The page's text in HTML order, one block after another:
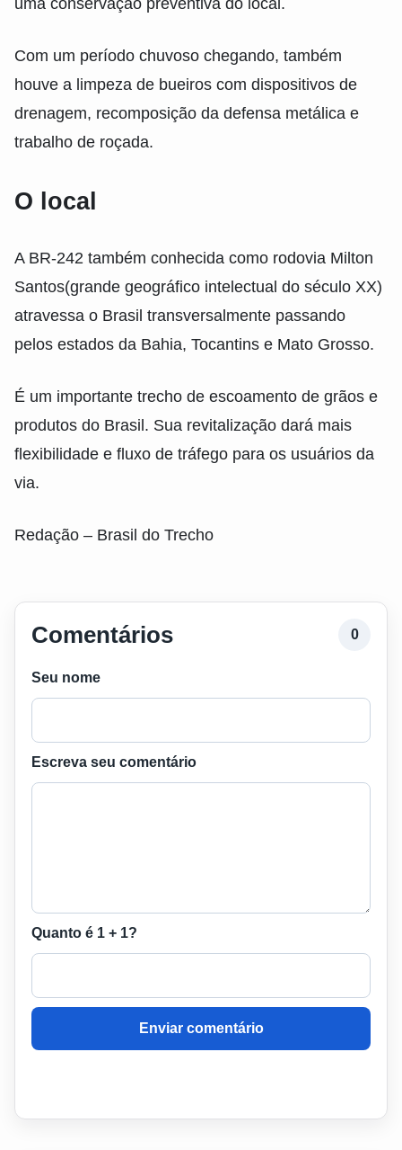
uma conservação preventiva do local.
Com um período chuvoso chegando, também
houve a limpeza de bueiros com dispositivos de
drenagem, recomposição da defensa metálica e
trabalho de roçada.
O local
A BR-242 também conhecida como rodovia Milton
Santos(grande geográfico intelectual do século XX)
atravessa o Brasil transversalmente passando
pelos estados da Bahia, Tocantins e Mato Grosso.
É um importante trecho de escoamento de grãos e
produtos do Brasil. Sua revitalização dará mais
flexibilidade e fluxo de tráfego para os usuários da
via.
Redação – Brasil do Trecho
Comentários 0
Seu nome
Escreva seu comentário
Quanto é 1 + 1?
Enviar comentário